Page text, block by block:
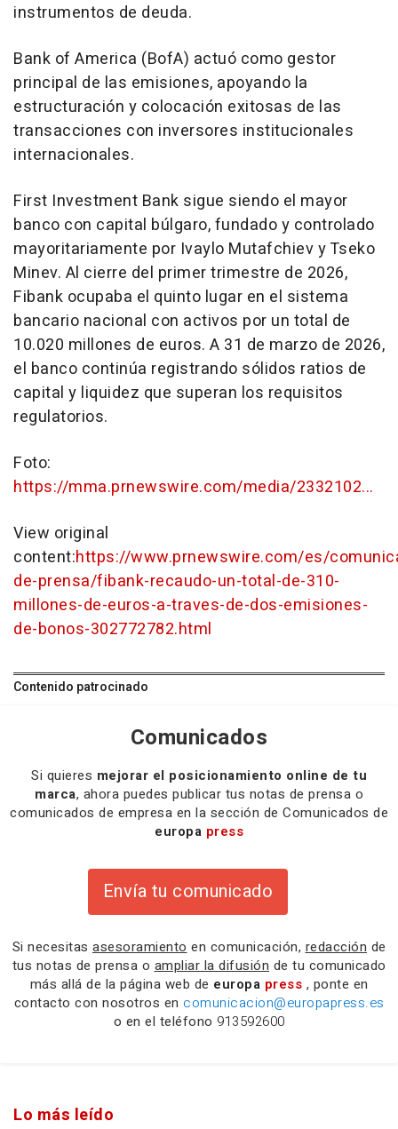
instrumentos de deuda.
Bank of America (BofA) actuó como gestor
principal de las emisiones, apoyando la
estructuración y colocación exitosas de las
transacciones con inversores institucionales
internacionales.
First Investment Bank sigue siendo el mayor
banco con capital búlgaro, fundado y controlado
mayoritariamente por Ivaylo Mutafchiev y Tseko
Minev. Al cierre del primer trimestre de 2026,
Fibank ocupaba el quinto lugar en el sistema
bancario nacional con activos por un total de
10.020 millones de euros. A 31 de marzo de 2026,
el banco continúa registrando sólidos ratios de
capital y liquidez que superan los requisitos
regulatorios.
Foto:
https://mma.prnewswire.com/media/2332102...
View original
content:https://www.prnewswire.com/es/
de-prensa/fibank-recaudo-un-total-de-310-
millones-de-euros-a-traves-de-dos-emisiones-
de-bonos-302772782.html
Contenido patrocinado
Comunicados
Si quieres mejorar el posicionamiento online de tu
marca, ahora puedes publicar tus notas de prensa o
comunicados de empresa en la sección de Comunicados de
europa press
Envía tu comunicado
Si necesitas asesoramiento en comunicación, redacción de
tus notas de prensa o ampliar la difusión de tu comunicado
más allá de la página web de europa press , ponte en
contacto con nosotros en comunicacion@europapress.es
o en el teléfono 913592600
Lo más leído